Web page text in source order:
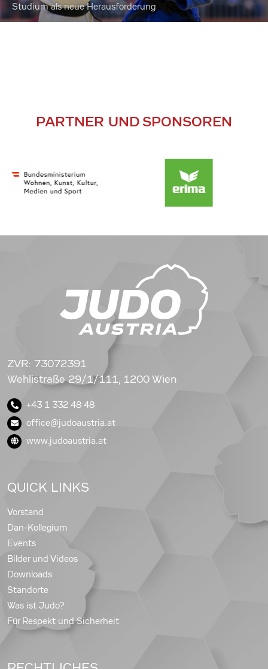
Studium als neue Herausforderung
PARTNER UND SPONSOREN
ZVR: 73072391
Wehlistraße 29/1/111, 1200 Wien
+43 1 332 48 48
office@judoaustria.at
www.judoaustria.at
QUICK LINKS
Vorstand
Dan-Kollegium
Events
Bilder und Videos
Downloads
Standorte
Was ist Judo?
Für Respekt und Sicherheit